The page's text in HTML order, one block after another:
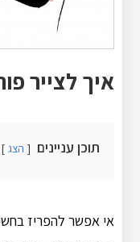
איך לצייר
תוכן עניינים הצג